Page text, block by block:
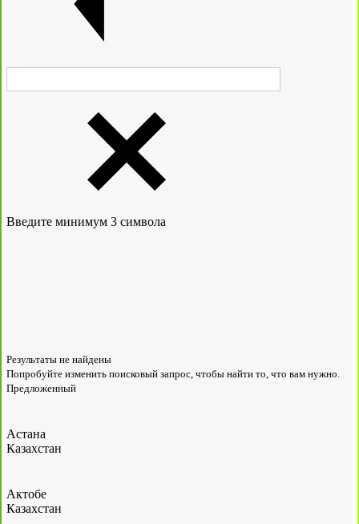
Введите минимум 3 символа
Результаты не найдены
Попробуйте изменить поисковый запрос, чтобы найти то, что вам нужно.
Предложенный
Астана
Казахстан
Актобе
Казахстан